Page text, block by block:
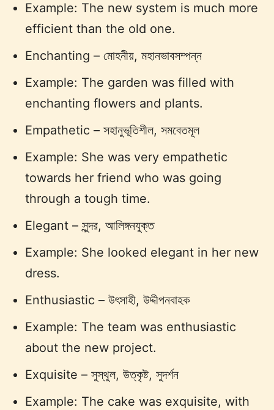
Example: The new system is much more
efficient than the old one.
Enchanting – মোহনীয়, মহানভাবসম্পন্ন
Example: The garden was filled with
enchanting flowers and plants.
Empathetic – সহানুভূতিশীল, সমবেতমূল
Example: She was very empathetic
towards her friend who was going
through a tough time.
Elegant – সুন্দর, আলিঙ্গনযুক্ত
Example: She looked elegant in her new
dress.
Enthusiastic – উৎসাহী, উদ্দীপনবাহক
Example: The team was enthusiastic
about the new project.
Exquisite – সুস্থুল, উত্কৃষ্ট, সুদর্শন
Example: The cake was exquisite, with